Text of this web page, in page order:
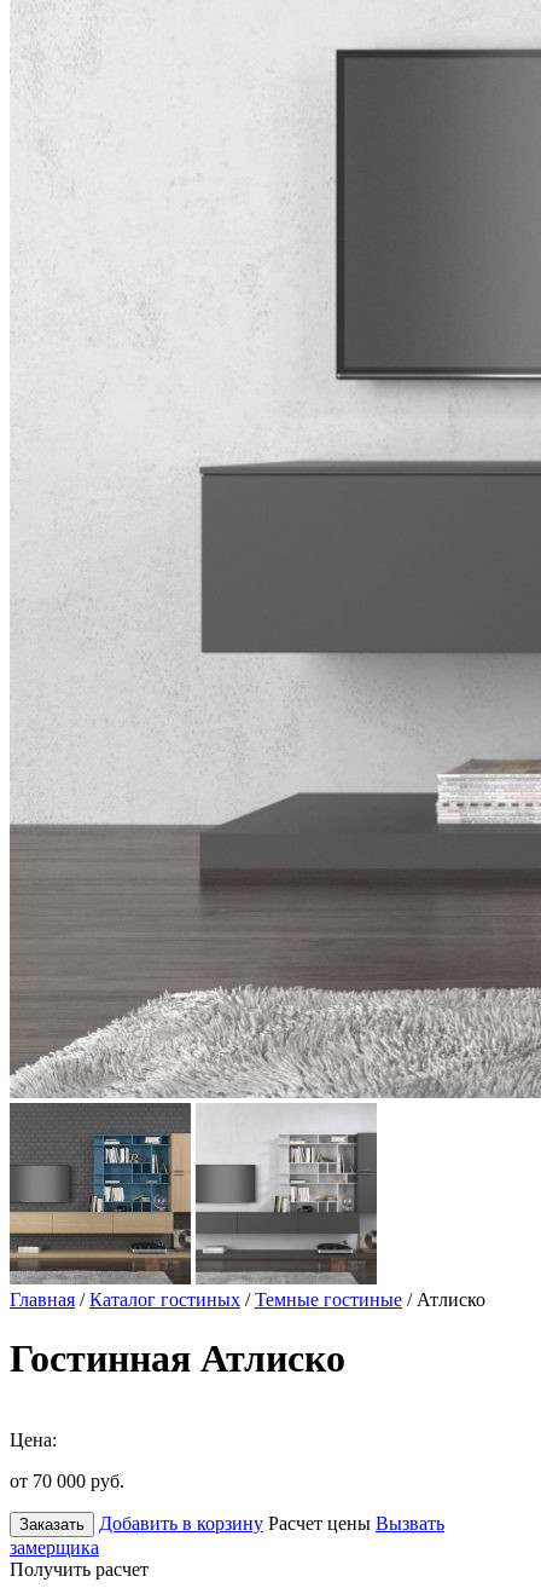
Главная /Каталог гостиных /Темные гостиные / Атлиско
Гостинная Атлиско
Цена:
от 70 000 руб.
Заказать Добавить в корзину Расчет цены Вызвать
замерщика
Получить расчет